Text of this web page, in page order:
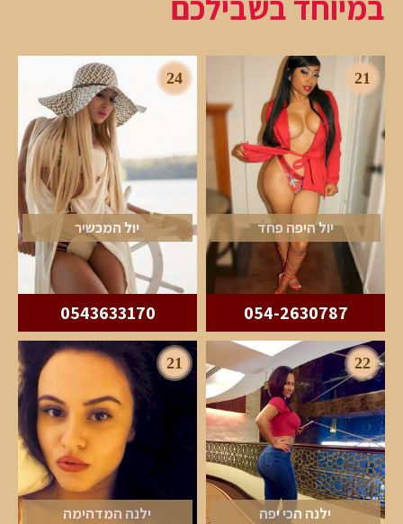
21
יול היפה פחד
054-2630787
24
יול המכשיר
0543633170
22
ילנה הכי יפה
21
ילנה המדהימה